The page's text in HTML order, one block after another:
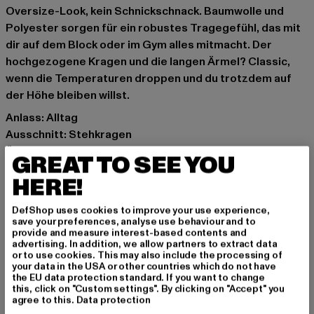
Oversize-Look, kein Schnickschnack. Baumwolle und
Polyester sorgen für ein robustes Tragegefühl, das mit
dir auf dem Block oder im Gym alles mitmacht. Der
hochgezogene Kragen und die langen Ärmel? Classic,
wenn die Temperaturen droppen und du trotzdem auf
der Höhe bleiben willst.
Anlass: Alltag
Ausschnitt: Stehkragen
Ärmelart: Langarm
Verschlussarten: Reißverschluss
Schnitt: Slim-Fit
Kat.: Übergangsjacken
Farbe: schwarz
Hersteller Farbe: black
Materialzusammensetzung: 65% Baumwolle, 35%
Polyester
Art.Nr: 110538-00007
GREAT TO SEE YOU
HERE!
DefShop uses cookies to improve your use experience,
save your preferences, analyse use behaviour and to
provide and measure interest-based contents and
advertising. In addition, we allow partners to extract data
or to use cookies. This may also include the processing of
your data in the USA or other countries which do not have
the EU data protection standard. If you want to change
this, click on "Custom settings". By clicking on "Accept" you
agree to this. Data protection